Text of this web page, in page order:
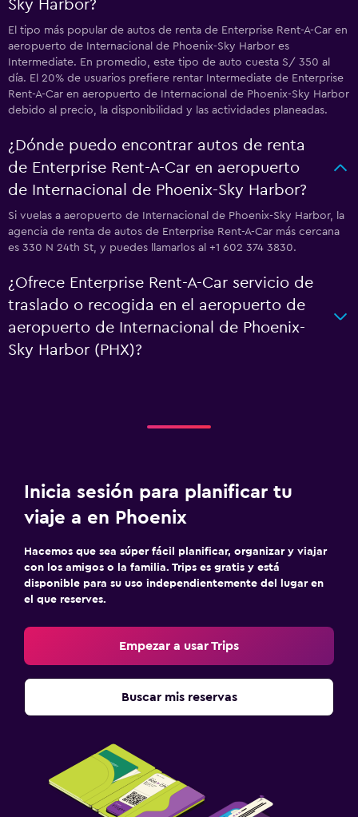
Sky Harbor?
El tipo más popular de autos de renta de Enterprise Rent-A-Car en
aeropuerto de Internacional de Phoenix-Sky Harbor es
Intermediate. En promedio, este tipo de auto cuesta S/ 350 al
día. El 20% de usuarios prefiere rentar Intermediate de Enterprise
Rent-A-Car en aeropuerto de Internacional de Phoenix-Sky Harbor
debido al precio, la disponibilidad y las actividades planeadas.
¿Dónde puedo encontrar autos de renta
de Enterprise Rent-A-Car en aeropuerto
de Internacional de Phoenix-Sky Harbor?
Si vuelas a aeropuerto de Internacional de Phoenix-Sky Harbor, la
agencia de renta de autos de Enterprise Rent-A-Car más cercana
es 330 N 24th St, y puedes llamarlos al +1 602 374 3830.
¿Ofrece Enterprise Rent-A-Car servicio de
traslado o recogida en el aeropuerto de
aeropuerto de Internacional de Phoenix-
Sky Harbor (PHX)?
Inicia sesión para planificar tu
viaje a en Phoenix
Hacemos que sea súper fácil planificar, organizar y viajar
con los amigos o la familia. Trips es gratis y está
disponible para su uso independientemente del lugar en
el que reserves.
Empezar a usar Trips
Buscar mis reservas